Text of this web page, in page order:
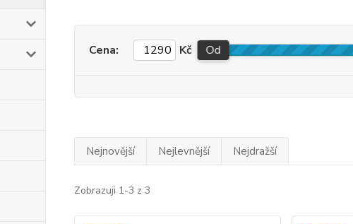
Cena: Kč Od
Nejnovější Nejlevnější Nejdražší
Zobrazuji 1-3 z 3